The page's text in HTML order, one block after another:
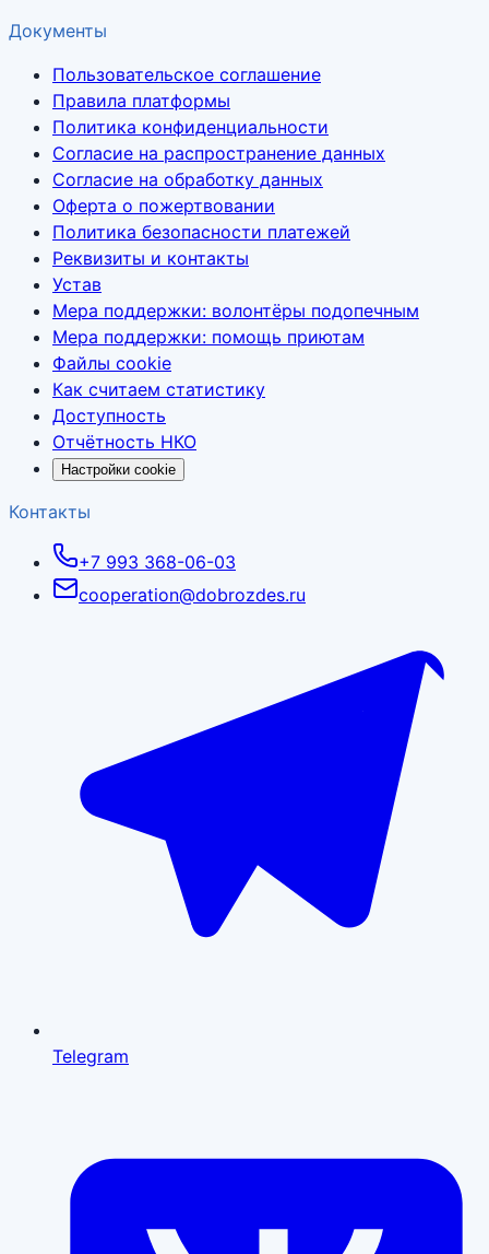
Документы
Пользовательское соглашение
Правила платформы
Политика конфиденциальности
Согласие на распространение данных
Согласие на обработку данных
Оферта о пожертвовании
Политика безопасности платежей
Реквизиты и контакты
Устав
Мера поддержки: волонтёры подопечным
Мера поддержки: помощь приютам
Файлы cookie
Как считаем статистику
Доступность
Отчётность НКО
Настройки cookie
Контакты
+7 993 368-06-03
cooperation@dobrozdes.ru
Telegram